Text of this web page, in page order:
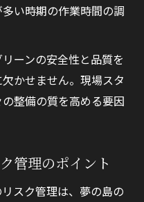
い時期の作業時間の調
ーンの安全性と品質を
かせません。現場スタ
整備の質を高める要因
管理のポイント
スク管理は、夢の島の